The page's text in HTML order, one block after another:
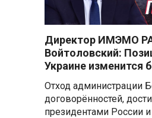
Директор ИМЭМО
Войтоловский:
Украине изменится
Отход администрации
договорённостей,
президентами России